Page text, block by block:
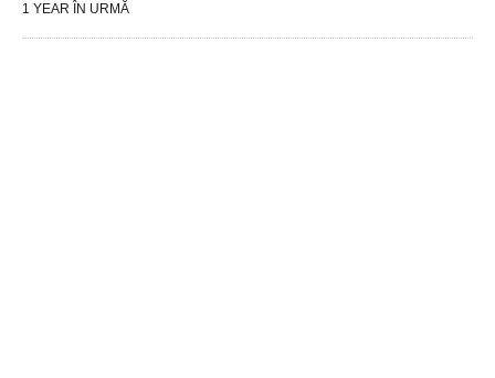
1 YEAR ÎN URMĂ